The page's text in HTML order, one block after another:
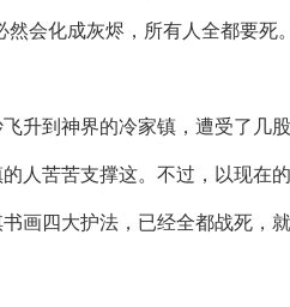
然会化成灰烬，所有人全都要死
升到神界的冷家镇，遭受了几股
人苦苦支撑这。不过，以现在
画四大护法，已经全都战死，